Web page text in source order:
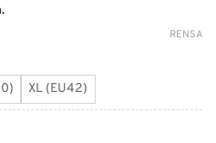
XL (EU42)
RENSA